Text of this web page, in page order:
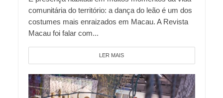
comunitária do território: a dança do leão é um dos
costumes mais enraizados em Macau. A Revista
Macau foi falar com...
LER MAIS